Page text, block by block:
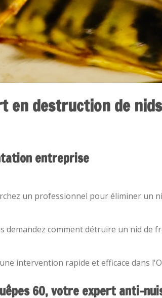
en destruction de
entreprise
un professionnel pour éliminer un
demandez comment détruire un nid de
intervention rapide et efficace dans
60, votre expert anti-